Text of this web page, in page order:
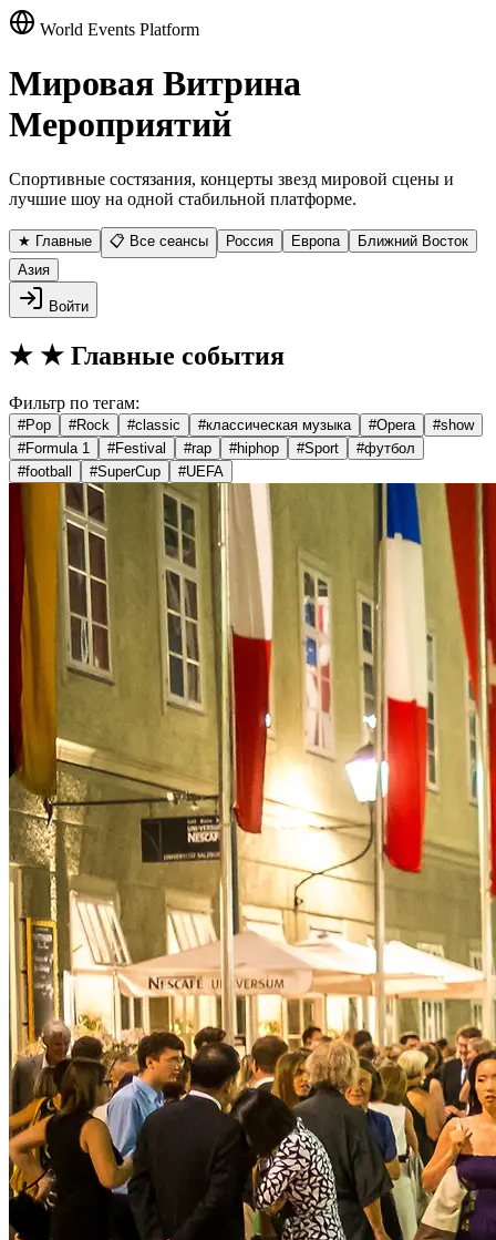
World Events Platform
Мировая Витрина
Мероприятий
Спортивные состязания, концерты звезд мировой сцены и
лучшие шоу на одной стабильной платформе.
★ Главные 📋 Все сеансы Россия Европа
Ближний Восток
Азия
Войти
★ ★ Главные события
Фильтр по тегам:
#Pop #Rock #classic #классическая музыка #Opera #show
#Formula 1 #Festival #rap #hiphop #Sport #футбол
#football #SuperCup #UEFA